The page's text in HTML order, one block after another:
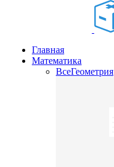
Главная
Математика
ВсеГеометрия